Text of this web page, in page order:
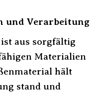
und Verarbeitung
aus sorgfältig
Materialien
hält
stand und